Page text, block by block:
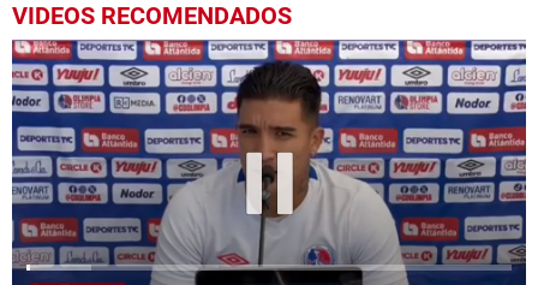
VIDEOS RECOMENDADOS